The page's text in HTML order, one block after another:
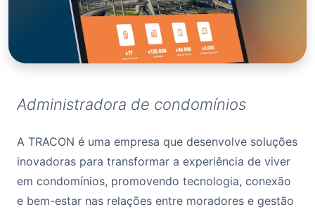
Administradora de condomínios
A TRACON é uma empresa que desenvolve soluções
inovadoras para transformar a experiência de viver
em condomínios, promovendo tecnologia, conexão
e bem-estar nas relações entre moradores e gestão